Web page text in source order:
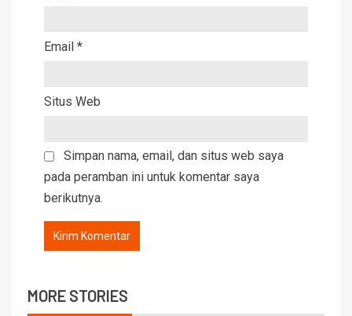
Email *
Situs Web
Simpan nama, email, dan situs web saya
pada peramban ini untuk komentar saya
berikutnya.
MORE STORIES